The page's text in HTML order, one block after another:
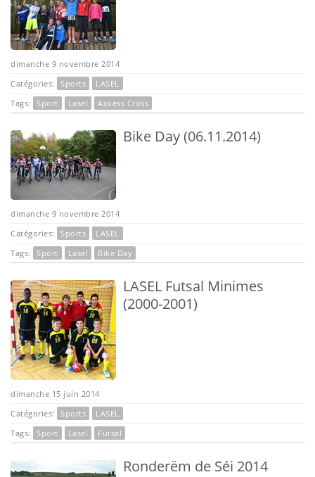
dimanche 9 novembre 2014
Catégories:
Sports
LASEL
Tags:
Sport Lasel Axxess Cross
Bike Day (06.11.2014)
dimanche 9 novembre 2014
Catégories:
Sports
LASEL
Tags:
Sport Lasel Bike Day
LASEL Futsal Minimes
(2000-2001)
dimanche 15 juin 2014
Catégories:
Sports
LASEL
Tags:
Sport Lasel Futsal
Ronderëm de Séi 2014